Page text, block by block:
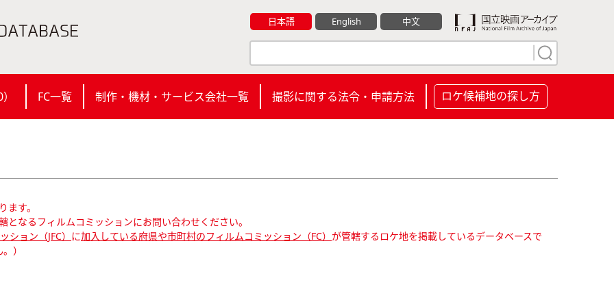
日本語 English 中文
） FC一覧 制作・機材・サービス会社一覧 撮影に関する法令・申請方法 ロケ候補地の探し方
す。
なるフィルムコミッションにお問い合わせください。
ョン（JFC） に加入している府県や市町村のフィルムコミッション（FC） が管轄するロケ地を掲載しているデータベースで
）